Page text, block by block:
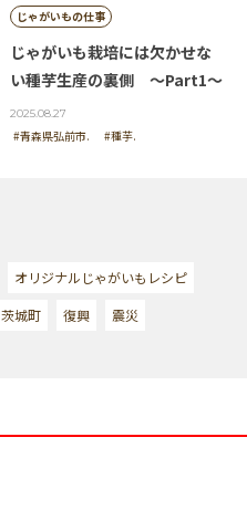
じゃがいもの仕事
じゃがいも栽培には欠かせな
い種芋生産の裏側 ～Part1～
2025.08.27
#青森県弘前市. #種芋.
オリジナルじゃがいもレシピ
茨城町 復興 震災